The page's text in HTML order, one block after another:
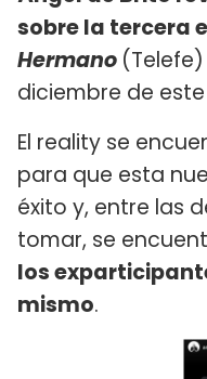
sobre la tercera
Hermano
diciembre de
El reality se
para que esta
éxito y, entre las
tomar, se
los
mismo.